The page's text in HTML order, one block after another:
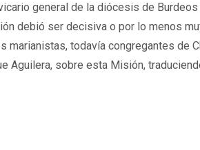
general de la diócesis de
debió ser decisiva o por lo menos
todavía congregantes de
Aguilera, sobre esta Misión,